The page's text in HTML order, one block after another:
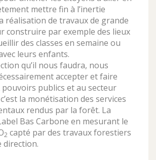
mettre fin à l’inertie
réalisation de travaux de grande
construire par exemple des lieux
des classes en semaine ou
leurs enfants.
qu’il nous faudra, nous
accepter et faire
pouvoirs publics et au secteur
la monétisation des services
rendus par la forêt. La
Bas Carbone en mesurant le
2 capté par des travaux forestiers
direction.